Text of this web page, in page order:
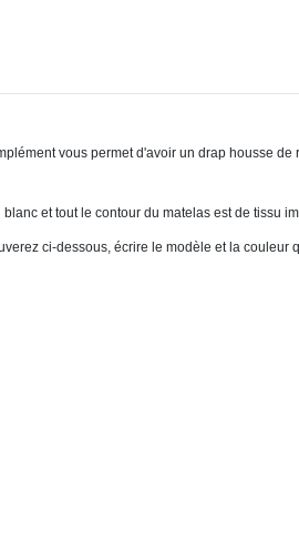
vous permet d'avoir un drap housse de
et tout le contour du matelas est de tissu
ci-dessous, écrire le modèle et la couleur